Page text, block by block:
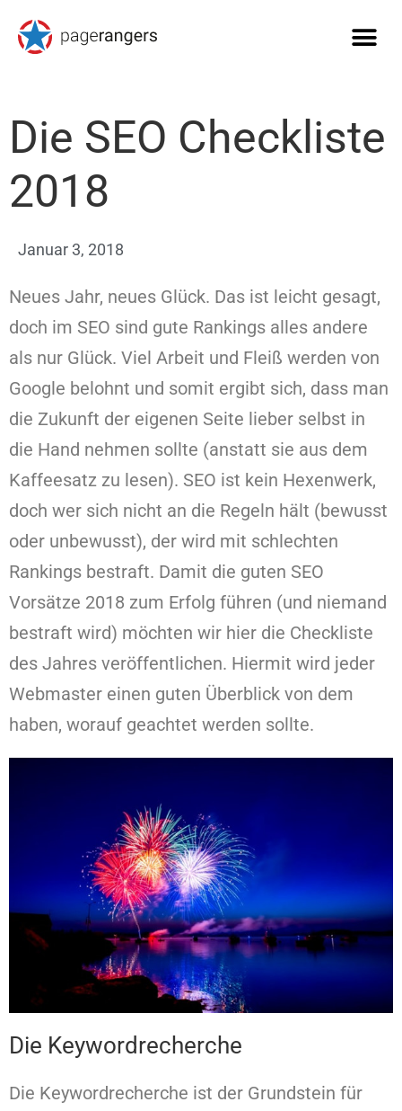
Die SEO Checkliste
2018
Januar 3, 2018
Neues Jahr, neues Glück. Das ist leicht gesagt,
doch im SEO sind gute Rankings alles andere
als nur Glück. Viel Arbeit und Fleiß werden von
Google belohnt und somit ergibt sich, dass man
die Zukunft der eigenen Seite lieber selbst in
die Hand nehmen sollte (anstatt sie aus dem
Kaffeesatz zu lesen). SEO ist kein Hexenwerk,
doch wer sich nicht an die Regeln hält (bewusst
oder unbewusst), der wird mit schlechten
Rankings bestraft. Damit die guten SEO
Vorsätze 2018 zum Erfolg führen (und niemand
bestraft wird) möchten wir hier die Checkliste
des Jahres veröffentlichen. Hiermit wird jeder
Webmaster einen guten Überblick von dem
haben, worauf geachtet werden sollte.
Die Keywordrecherche
Die Keywordrecherche ist der Grundstein für